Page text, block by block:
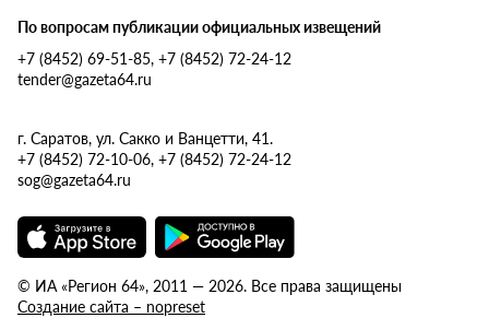
По вопросам публикации официальных извещений
+7 (8452) 69-51-85, +7 (8452) 72-24-12
tender@gazeta64.ru
г. Саратов, ул. Сакко и Ванцетти, 41.
+7 (8452) 72-10-06, +7 (8452) 72-24-12
sog@gazeta64.ru
© ИА «Регион 64», 2011 — 2026. Все права защищены
Создание сайта – nopreset